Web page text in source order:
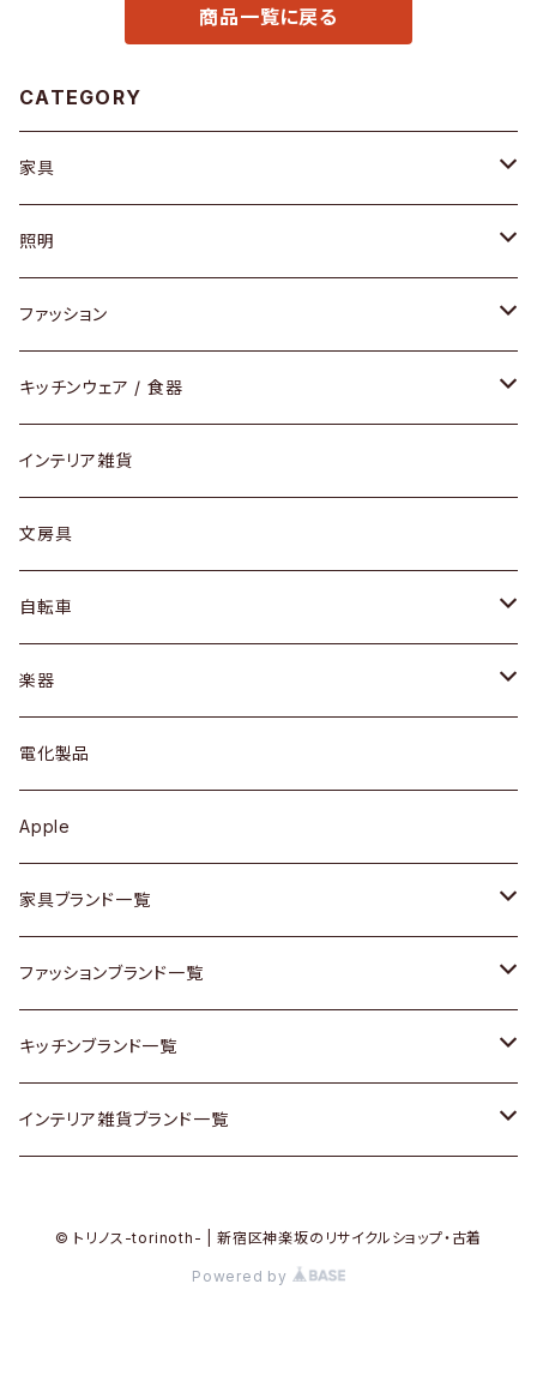
商品一覧に戻る
CATEGORY
家具
ソファ / ベンチ
チェア / スツール
ダイニングセット / ダイニングテーブル
ローテーブル / サイドテーブル
デスク / コンソール
ドレッサー
シェルフ
キュリオケース / 飾り棚
カップボード / 食器棚
チェスト
その他家具
Vintageヴィンテージ / Antiqueアンティーク
Designers / デザイナーズ
照明
ペンダントライト
テーブルランプ / デスクスタンド
フロアライト
ファッション
アクセサリー
リング
ピアス / イヤリング
財布
バッグ
アウター
トップス
ワンピース
ボトムス
靴
スカーフ
腕時計
Vintage / ヴィンテージ
キッチンウェア / 食器
グラス / タンブラー
カップ / マグ
プレート / ボウル
カトラリー
ケトル / ティーポット
鍋 / フライパン
Vintage / ヴィンテージ
銀製品
和物 / 作家物
その他キッチン雑貨
インテリア雑貨
文房具
自転車
dahon
楽器
ギター
ベース
その他楽器
電化製品
Apple
家具ブランド一覧
ACME Furniture / アクメ ファニチャー
ACTUS / アクタス
arflex / アルフレックス
ファッションブランド一覧
agnes b / アニエス ベー
BALLY / バリー
キッチンブランド一覧
ARABIA / アラビア
インテリア雑貨ブランド一覧
© トリノス-torinoth- | 新宿区神楽坂のリサイクルショップ・古着
Powered by